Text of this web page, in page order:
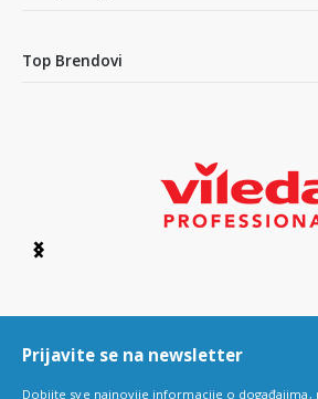
Top Brendovi
Item
6
Prijavite se na newsletter
Dobijte sve najnovije informacije o događajima,